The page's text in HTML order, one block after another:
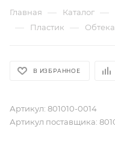
Главная — Каталог —
— Пластик —
В ИЗБРАННОЕ
Артикул: 801010-0014
Артикул поставщика: